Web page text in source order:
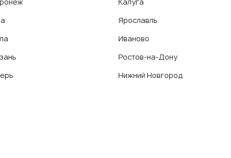
Ярославль
Иваново
Ростов-на-Дону
Нижний Новгород